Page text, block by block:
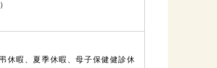
休暇、夏季休暇、母子保健健診休